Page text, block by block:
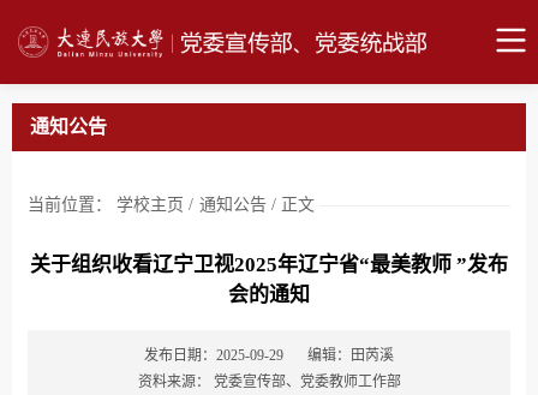
通知公告
当前位置： 学校主页 / 通知公告 / 正文
关于组织收看辽宁卫视2025年辽宁省“最美教师 ”发布
会的通知
发布日期：2025-09-29
编辑：田芮溪
资料来源： 党委宣传部、党委教师工作部